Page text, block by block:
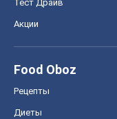
Тест Драйв
Акции
Food Oboz
Рецепты
Диеты